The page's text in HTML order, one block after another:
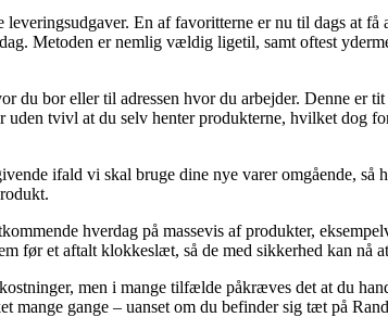
En af favoritterne er nu til dags at få
Metoden er nemlig vældig ligetil, samt oftest
du bor eller til adressen hvor du arbejder. Denne er
tvivl at du selv henter produkterne, hvilket dog
ifald vi skal bruge dine nye varer omgående, så
hverdag på massevis af produkter,
før et aftalt klokkeslæt, så de med sikkerhed kan nå
men i mange tilfælde påkræves det at du
mange gange – uanset om du befinder sig tæt på